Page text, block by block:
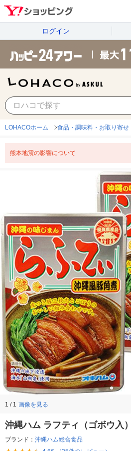
ログイン
LOHACOホーム 食品・調味料・お取り寄せ
熊本地震の影響について
1 / 1 画像を見る
沖縄ハム ラフティ（ゴボウ入
ブランド： 沖縄ハム総合食品